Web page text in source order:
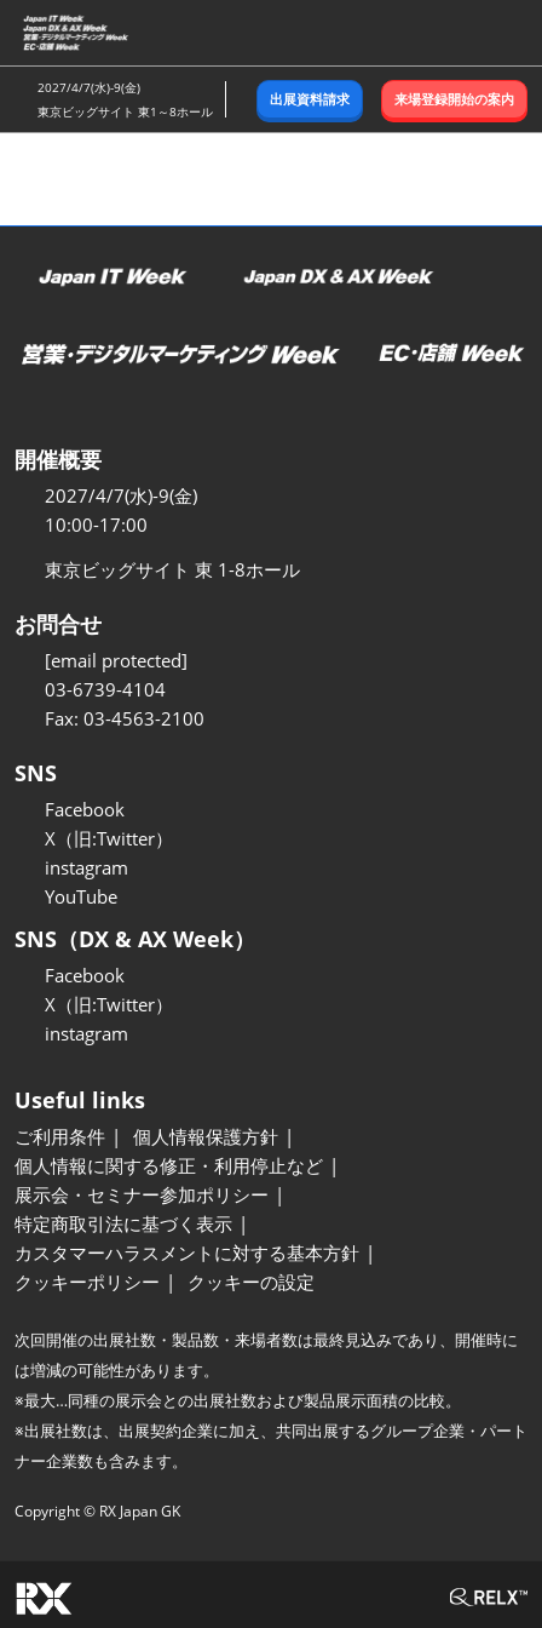
ス
キ
ッ
し
む
2027/4/7(水)-9(金)
東京ビッグサイト 東1～8ホール
出展資料請求 来場登録開始の案内
開催概要
2027/4/7(水)-9(金)
10:00-17:00
東京ビッグサイト 東 1-8ホール
お問合せ
[email protected]
03-6739-4104
Fax: 03-4563-2100
SNS
Facebook
X（旧:Twitter）
instagram
YouTube
SNS（DX & AX Week）
Facebook
X（旧:Twitter）
instagram
Useful links
ご利用条件
個人情報保護方針
個人情報に関する修正・利用停止など
展示会・セミナー参加ポリシー
特定商取引法に基づく表示
カスタマーハラスメントに対する基本方針
クッキーポリシー
クッキーの設定
次回開催の出展社数・製品数・来場者数は最終見込みであり、開催時に
は増減の可能性があります。
※最大…同種の展示会との出展社数および製品展示面積の比較。
※出展社数は、出展契約企業に加え、共同出展するグループ企業・パート
ナー企業数も含みます。
Copyright © RX Japan GK